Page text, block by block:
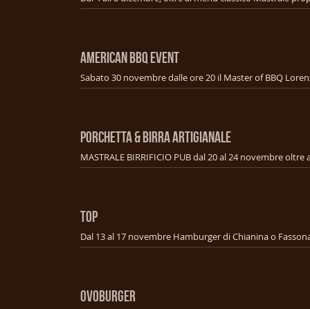
american bbq event
PORCHETTA & BIRRA ARTIGIANALE
TOP
OVOBURGER